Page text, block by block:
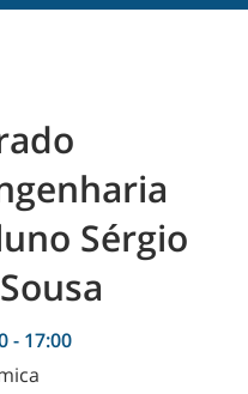
Sérgio
- 17:00